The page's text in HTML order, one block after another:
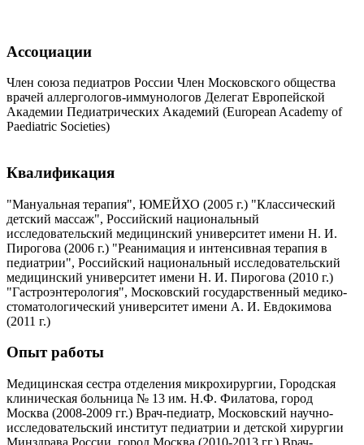
Ассоциации
Член союза педиатров России Член Московского общества
врачей аллергологов-иммунологов Делегат Европейской
Академии Педиатрических Академий (European Academy of
Paediatric Societies)
Квалификация
"Мануальная терапия", ЮМЕЙХО (2005 г.) "Классический
детский массаж", Российский национальный
исследовательский медицинский университет имени Н. И.
Пирогова (2006 г.) "Реанимация и интенсивная терапия в
педиатрии", Российский национальный исследовательский
медицинский университет имени Н. И. Пирогова (2010 г.)
"Гастроэнтерология", Московский государственный медико-
стоматологический университет имени А. И. Евдокимова
(2011 г.)
Опыт работы
Медицинская сестра отделения микрохирургии, Городская
клиническая больница № 13 им. Н.Ф. Филатова, город
Москва (2008-2009 гг.) Врач-педиатр, Московский научно-
исследовательский институт педиатрии и детской хирургии